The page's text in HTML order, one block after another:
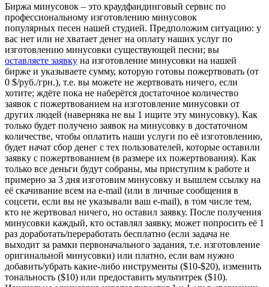
Биржа минусовок – это краудфандинговый сервис по
профессиональному изготовлению минусовок
популярных песен нашей студией. Предположим ситуацию: у
вас нет или не хватает денег на оплату наших услуг по
изготовлению минусовки существующей песни; вы
оставляете заявку на изготовление минусовки на нашей
бирже и указываете сумму, которую готовы пожертвовать (от
0 $/руб./грн.), т.е. вы можете не жертвовать ничего, если
хотите; ждёте пока не наберётся достаточное количество
заявок с пожертвованием на изготовление минусовки от
других людей (наверняка не вы 1 ищите эту минусовку). Как
только будет получено заявок на минусовку в достаточном
количестве, чтобы оплатить наши услуги по её изготовлению,
будет начат сбор денег с тех пользователей, которые оставили
заявку с пожертвованием (в размере их пожертвования). Как
только все деньги будут собраны, мы приступим к работе и
примерно за 3 дня изготовим минусовку и вышлем ссылку на
её скачивание всем на e-mail (или в личные сообщения в
соцсети, если вы не указывали ваш e-mail), в том числе тем,
кто не жертвовал ничего, но оставил заявку. После получения
минусовки каждый, кто оставлял заявку, может попросить её 1
раз доработать/переработать бесплатно (если задача не
выходит за рамки первоначального задания, т.е. изготовление
оригинальной минусовки) или платно, если вам нужно
добавить/убрать какие-либо инструменты ($10-$20), изменить
тональность ($10) или предоставить мультитрек ($10).